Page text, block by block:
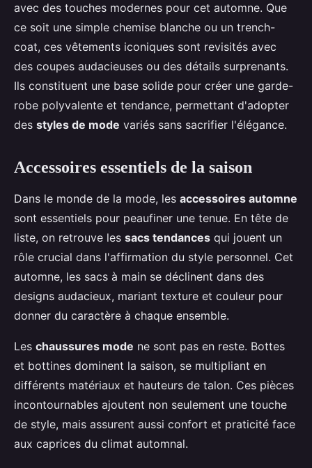
avec des touches modernes pour cet automne. Que
ce soit une simple chemise blanche ou un trench-
coat, ces vêtements iconiques sont revisités avec
des coupes audacieuses ou des détails surprenants.
Ils constituent une base solide pour créer une garde-
robe polyvalente et tendance, permettant d'adopter
des styles de mode variés sans sacrifier l'élégance.
Accessoires essentiels de la saison
Dans le monde de la mode, les accessoires automne
sont essentiels pour peaufiner une tenue. En tête de
liste, on retrouve les sacs tendances qui jouent un
rôle crucial dans l'affirmation du style personnel. Cet
automne, les sacs à main se déclinent dans des
designs audacieux, mariant texture et couleur pour
donner du caractère à chaque ensemble.
Les chaussures mode ne sont pas en reste. Bottes
et bottines dominent la saison, se multipliant en
différents matériaux et hauteurs de talon. Ces pièces
incontournables ajoutent non seulement une touche
de style, mais assurent aussi confort et praticité face
aux caprices du climat automnal.